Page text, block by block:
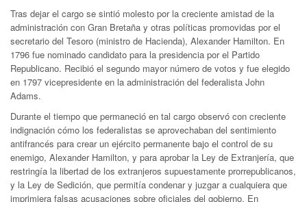
Tras dejar el cargo se sintió molesto por la creciente amistad de la
administración con Gran Bretaña y otras políticas promovidas por el
secretario del Tesoro (ministro de Hacienda), Alexander Hamilton. En
1796 fue nominado candidato para la presidencia por el Partido
Republicano. Recibió el segundo mayor número de votos y fue elegido
en 1797 vicepresidente en la administración del federalista John
Adams.
Durante el tiempo que permaneció en tal cargo observó con creciente
indignación cómo los federalistas se aprovechaban del sentimiento
antifrancés para crear un ejército permanente bajo el control de su
enemigo, Alexander Hamilton, y para aprobar la Ley de Extranjería, que
restringía la libertad de los extranjeros supuestamente prorrepublicanos,
y la Ley de Sedición, que permitía condenar y juzgar a cualquiera que
imprimiera falsas acusaciones sobre oficiales del gobierno. En